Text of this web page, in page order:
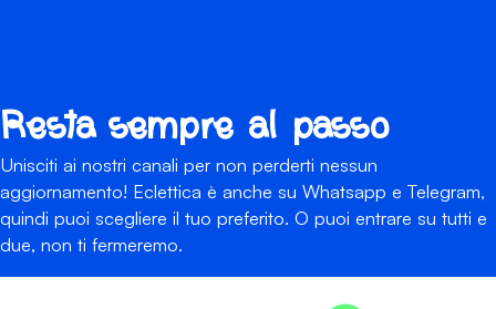
Resta sempre al passo
Unisciti ai nostri canali per non perderti nessun
aggiornamento! Eclettica è anche su Whatsapp e Telegram,
quindi puoi scegliere il tuo preferito. O puoi entrare su tutti e
due, non ti fermeremo.